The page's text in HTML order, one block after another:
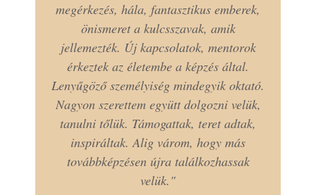
megérkezés, hála, fantasztikus emberek,
önismeret a kulcsszavak, amik
jellemezték. Új kapcsolatok, mentorok
érkeztek az életembe a képzés által.
Lenyűgöző személyiség mindegyik oktató.
Nagyon szerettem együtt dolgozni velük,
tanulni tőlük. Támogattak, teret adtak,
inspiráltak. Alig várom, hogy más
továbbképzésen újra találkozhassak
velük."